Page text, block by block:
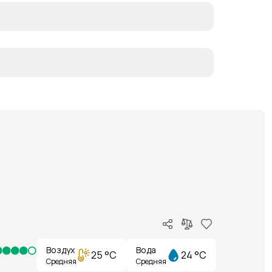
Воздух
Средняя 25 °C Вода
Средняя 24 °C